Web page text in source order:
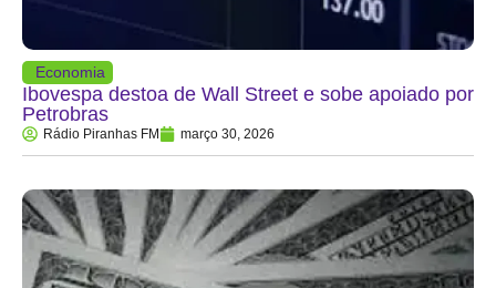
Economia
Ibovespa destoa de Wall Street e sobe apoiado por
Petrobras
Rádio Piranhas FM março 30, 2026